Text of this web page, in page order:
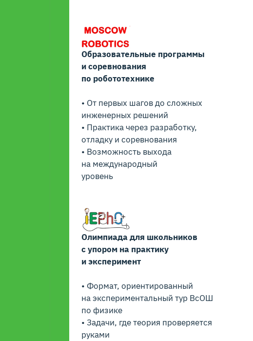
Образовательные программы
и соревнования
по робототехнике
• От первых шагов до сложных
инженерных решений
• Практика через разработку,
отладку и соревнования
• Возможность выхода
на международный
уровень
Олимпиада для школьников
с упором на практику
и эксперимент
• Формат, ориентированный
на экспериментальный тур ВсОШ
по физике
• Задачи, где теория проверяется
руками